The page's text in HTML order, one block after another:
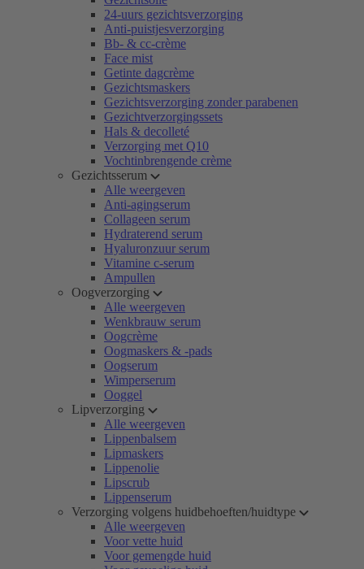
24-uurs gezichtsverzorging
Anti-puistjesverzorging
Bb- & cc-crème
Face mist
Getinte dagcrème
Gezichtsmaskers
Gezichtsverzorging zonder parabenen
Gezichtverzorgingssets
Hals & decolleté
Verzorging met Q10
Vochtinbrengende crème
Gezichtsserum
Alle weergeven
Anti-agingserum
Collageen serum
Hydraterend serum
Hyaluronzuur serum
Vitamine c-serum
Ampullen
Oogverzorging
Alle weergeven
Wenkbrauw serum
Oogcrème
Oogmaskers & -pads
Oogserum
Wimperserum
Ooggel
Lipverzorging
Alle weergeven
Lippenbalsem
Lipmaskers
Lippenolie
Lipscrub
Lippenserum
Verzorging volgens huidbehoeften/huidtype
Alle weergeven
Voor vette huid
Voor gemengde huid